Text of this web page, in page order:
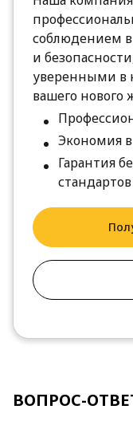
соблюдением
и
уверенными в
вашего нового
Экономия
Гарантия
стандартов
ВОПРОС-